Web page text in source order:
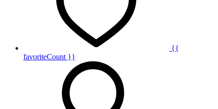
{{
favoriteCount }}